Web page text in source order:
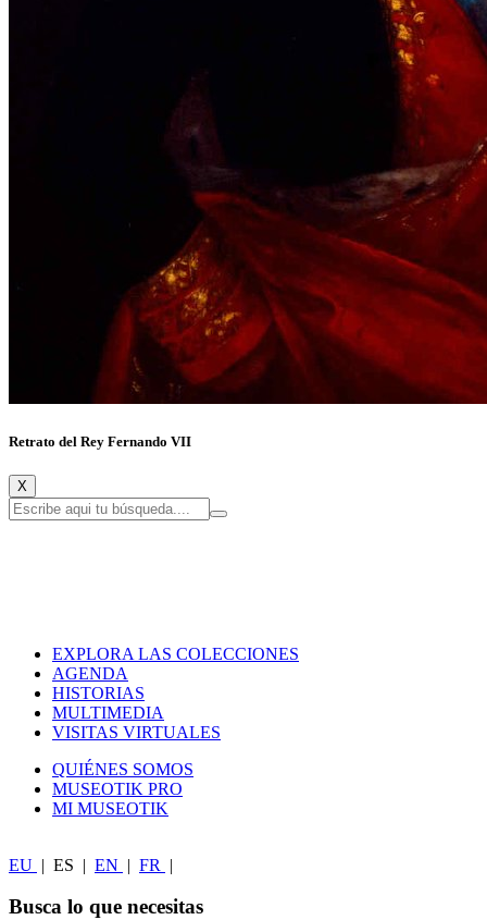
Retrato del Rey Fernando VII
X
EXPLORA LAS COLECCIONES
AGENDA
HISTORIAS
MULTIMEDIA
VISITAS VIRTUALES
QUIÉNES SOMOS
MUSEOTIK PRO
MI MUSEOTIK
EU | ES | EN | FR |
Busca lo que necesitas